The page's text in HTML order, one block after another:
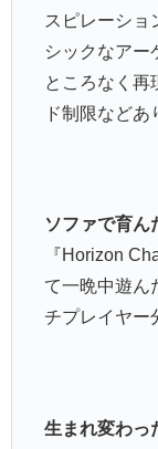
スピレーショ
シックなアー
ところなく再
ド制限などあ
ソファで育ん
『Horizon
て一晩中遊ん
チプレイヤー
生まれ変わっ